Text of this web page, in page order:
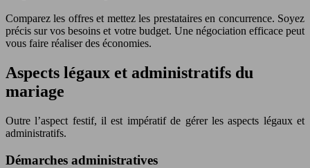
Comparez les offres et mettez les prestataires en concurrence. Soyez
précis sur vos besoins et votre budget. Une négociation efficace peut
vous faire réaliser des économies.
Aspects légaux et administratifs du
mariage
Outre l’aspect festif, il est impératif de gérer les aspects légaux et
administratifs.
Démarches administratives